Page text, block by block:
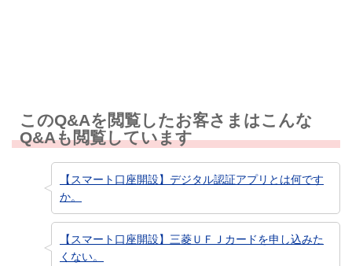
このQ&Aを閲覧したお客さまはこんな
Q&Aも閲覧しています
【スマート口座開設】デジタル認証アプリとは何です
か。
【スマート口座開設】三菱ＵＦＪカードを申し込みた
くない。